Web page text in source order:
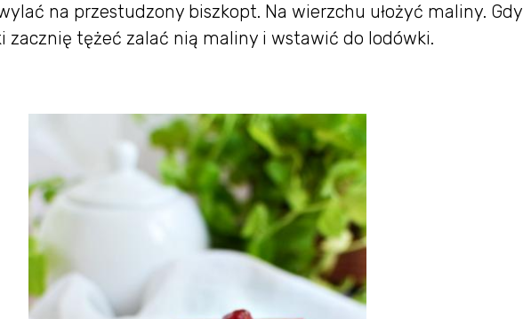
na przestudzony biszkopt. Na wierzchu ułożyć maliny. Gdy
zacznię tężeć zalać nią maliny i wstawić do lodówki.